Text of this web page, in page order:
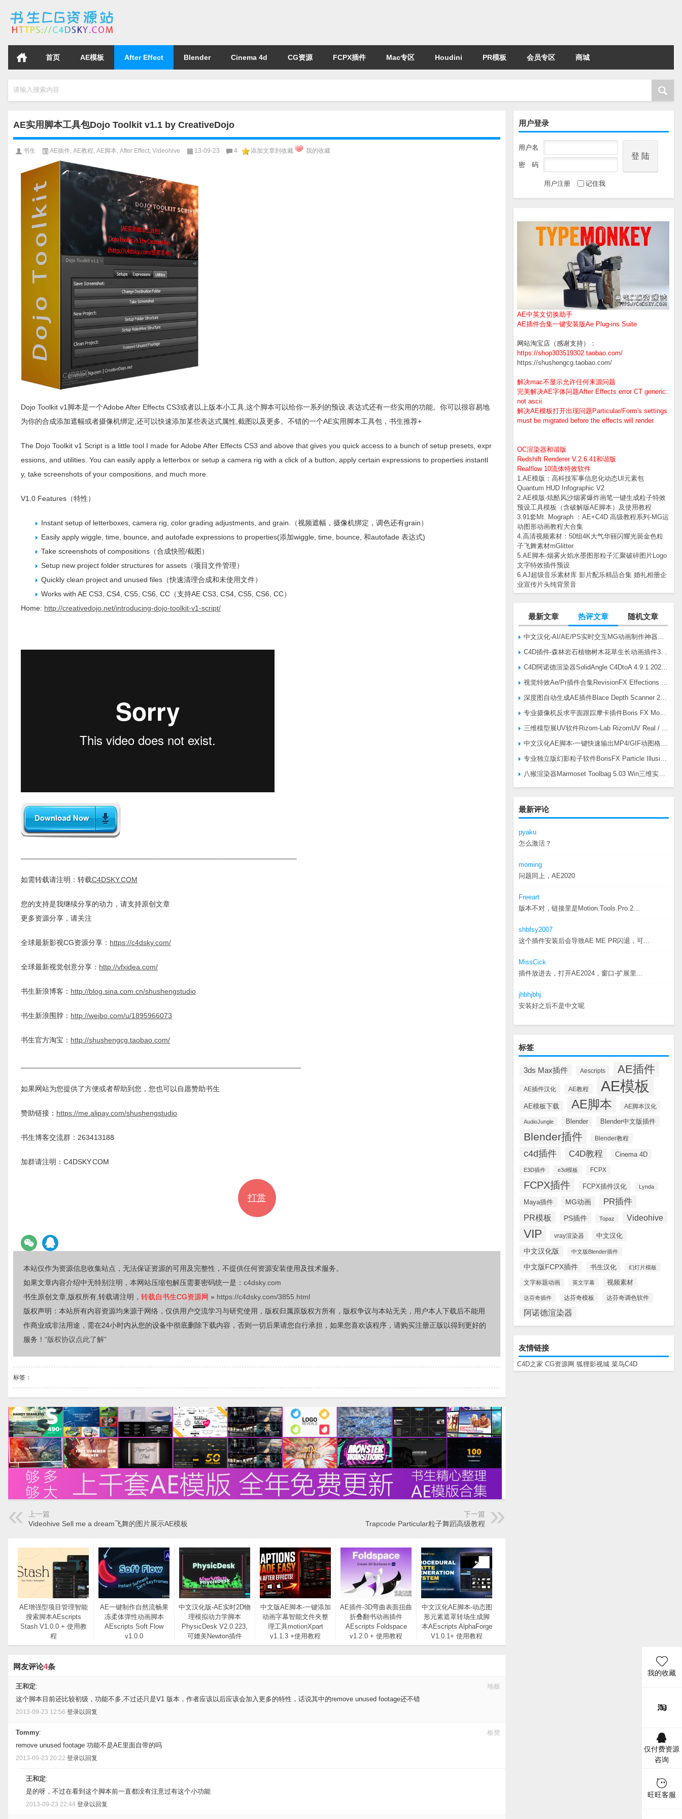
首页 AE模板 After Effect Blender Cinema 4d CG资源 FCPX插件 Mac专区 Houdini PR模板 会员专区 商城
请输入搜索内容
用户登录
用户名
密 码
用户注册 记住我
AE中英文切换助手
AE插件合集一键安装版Ae Plug-ins Suite
网站淘宝店（感谢支持）：
https://shop303519302.taobao.com/
https://shushengcg.taobao.com/
解决mac不显示允许任何来源问题
完美解决AE字体问题After Effects error CT generic:
not ascii
解决AE模板打开出现问题Particular/Form's settings
must be migrated before the effects will render
OC渲染器和谐版
Redshift Renderer V.2.6.41和谐版
Realflow 10流体特效软件
1.AE模版：高科技军事信息化动态UI元素包
Quantum HUD Infographic V2
2.AE模版-炫酷风沙烟雾爆炸画笔一键生成粒子特效
预设工具模板（含破解版AE脚本）及使用教程
3.91套Mt. Mograph ：AE+C4D 高级教程系列-MG运
动图形动画教程大合集
4.高清视频素材：50组4K大气华丽闪耀光斑金色粒
子飞舞素材mGlitter
5.AE脚本-烟雾火焰水墨图形粒子汇聚破碎图片Logo
文字特效插件预设
6.AJ超级音乐素材库 影片配乐精品合集 婚礼相册企
业宣传片头纯背景音
最新文章 热评文章 随机文章
最新评论
pyaku
怎么激活？
moming
问题同上，AE2020
Freeart
版本不对，链接里是Motion.Tools.Pro.2...
shbfsy2007
这个插件安装后会导致AE ME PR闪退，可...
MissCick
插件放进去，打开AE2024，窗口-扩展里...
jhbhjbhj
安装好之后不是中文呢
标签
3ds Max插件 Aescripts AE插件
AE插件汉化 AE教程 AE模板
AE模板下载 AE脚本 AE脚本汉化
AudioJungle Blender Blender中文版插件
Blender插件 Blender教程
c4d插件 C4D教程 Cinema 4D
E3D插件 e3d模板 FCPX
FCPX插件 FCPX插件汉化 Lynda
Maya插件 MG动画 PR插件
PR模板 PS插件 Topaz Videohive
VIP vray渲染器 中文汉化
中文汉化版 中文版Blender插件
中文版FCPX插件 书生汉化 幻灯片模板
文字标题动画 英文字幕 视频素材
达芬奇插件 达芬奇模板 达芬奇调色软件
阿诺德渲染器
友情链接
C4D之家 CG资源网 狐狸影视城 菜鸟C4D
AE实用脚本工具包Dojo Toolkit v1.1 by CreativeDojo
书生 AE插件, AE教程, AE脚本, After Effect, Videohive 13-09-23 4 添加文章到收藏 我的收藏
Dojo Toolkit v1脚本是一个Adobe After Effects CS3或者以上版本小工具,这个脚本可以给你一系列的预设.表达式还有一些实用的功能。你可以很容易地
为你的合成添加遮幅或者摄像机绑定,还可以快速添加某些表达式属性,截图以及更多。不错的一个AE实用脚本工具包，书生推荐+
The Dojo Toolkit v1 Script is a little tool I made for Adobe After Effects CS3 and above that gives you quick access to a bunch of setup presets, expr
essions, and utilities. You can easily apply a letterbox or setup a camera rig with a click of a button, apply certain expressions to properties instantl
y, take screenshots of your compositions, and much more.
V1.0 Features（特性）
Instant setup of letterboxes, camera rig, color grading adjustments, and grain.（视频遮幅，摄像机绑定，调色还有grain）
Easily apply wiggle, time, bounce, and autofade expressions to properties(添加wiggle, time, bounce, 和autofade 表达式)
Take screenshots of compositions（合成快照/截图）
Setup new project folder structures for assets（项目文件管理）
Quickly clean project and unused files（快速清理合成和未使用文件）
Works with AE CS3, CS4, CS5, CS6, CC（支持AE CS3, CS4, CS5, CS6, CC）
Home: http://creativedojo.net/introducing-dojo-toolkit-v1-script/
如需转载请注明：转载C4DSKY.COM
您的支持是我继续分享的动力，请支持原创文章
更多资源分享，请关注
全球最新影视CG资源分享： https://c4dsky.com/
全球最新视觉创意分享： http://vfxidea.com/
书生新浪博客： http://blog.sina.com.cn/shushengstudio
书生新浪围脖： http://weibo.com/u/1895966073
书生官方淘宝： http://shushengcg.taobao.com/
如果网站为您提供了方便或者帮助到您，您也可以自愿赞助书生
赞助链接： https://me.alipay.com/shushengstudio
书生博客交流群：263413188
加群请注明：C4DSKY.COM
打赏
本站仅作为资源信息收集站点，无法保证资源的可用及完整性，不提供任何资源安装使用及技术服务。
如果文章内容介绍中无特别注明，本网站压缩包解压需要密码统一是： c4dsky.com
书生原创文章,版权所有,转载请注明， 转载自书生CG资源网 » https://c4dsky.com/3855.html
版权声明：本站所有内容资源均来源于网络，仅供用户交流学习与研究使用，版权归属原版权方所有，版权争议与本站无关，用户本人下载后不能用
作商业或非法用途，需在24小时内从您的设备中彻底删除下载内容，否则一切后果请您自行承担，如果您喜欢该程序，请购买注册正版以得到更好的
服务！ “版权协议点此了解”
标签：
上一篇
Videohive Sell me a dream飞舞的图片展示AE模板
下一篇
Trapcode Particular粒子舞蹈高级教程
AE增强型项目管理智能
搜索脚本AEscripts
Stash V1.0.0 + 使用教
程
AE一键制作自然流畅果
冻柔体弹性动画脚本
AEscripts Soft Flow
v1.0.0
中文汉化版-AE实时2D物
理模拟动力学脚本
PhysicDesk V2.0.223,
可媲美Newton插件
中文版AE脚本-一键添加
动画字幕智能文件夹整
理工具motionXpart
v1.1.3 +使用教程
AE插件-3D弯曲表面扭曲
折叠翻书动画插件
AEscripts Foldspace
v1.2.0 + 使用教程
中文汉化AE脚本-动态图
形元素遮罩转场生成脚
本AEscripts AlphaForge
V1.0.1+ 使用教程
网友评论4条
地板
王和定:
这个脚本目前还比较初级，功能不多,不过还只是V1 版本，作者应该以后应该会加入更多的特性，话说其中的remove unused footage还不错
2013-09-23 12:56 登录以回复
板凳
Tommy:
remove unused footage 功能不是AE里面自带的吗
2013-09-23 20:22 登录以回复
王和定:
是的呀，不过在看到这个脚本前一直都没有注意过有这个小功能
2013-09-23 22:44 登录以回复
我的收藏
仅付费资源
咨询
旺旺客服